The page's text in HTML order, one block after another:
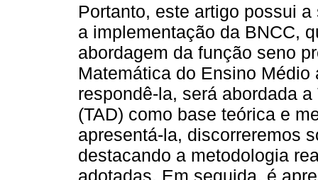
Portanto, este artigo possui
a implementação da BNCC,
abordagem da função seno
Matemática do Ensino
respondê-la, será abordada
(TAD) como base teórica e
apresentá-la, discorreremos
destacando a metodologia
adotadas. Em seguida, é